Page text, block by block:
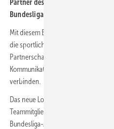
Partner des Deutschen
Bundesliga.
Mit diesem Engagement soll der
die sportliche Leistung der Spieler
Partnerschaft beinhaltet
Kommunikationsmaßnahmen, die
verbinden.
Das neue Logo wird auf dem
Teammitglieder aufgedruckt sein. Es
Bundesliga-Arenen auf Eckwürfeln